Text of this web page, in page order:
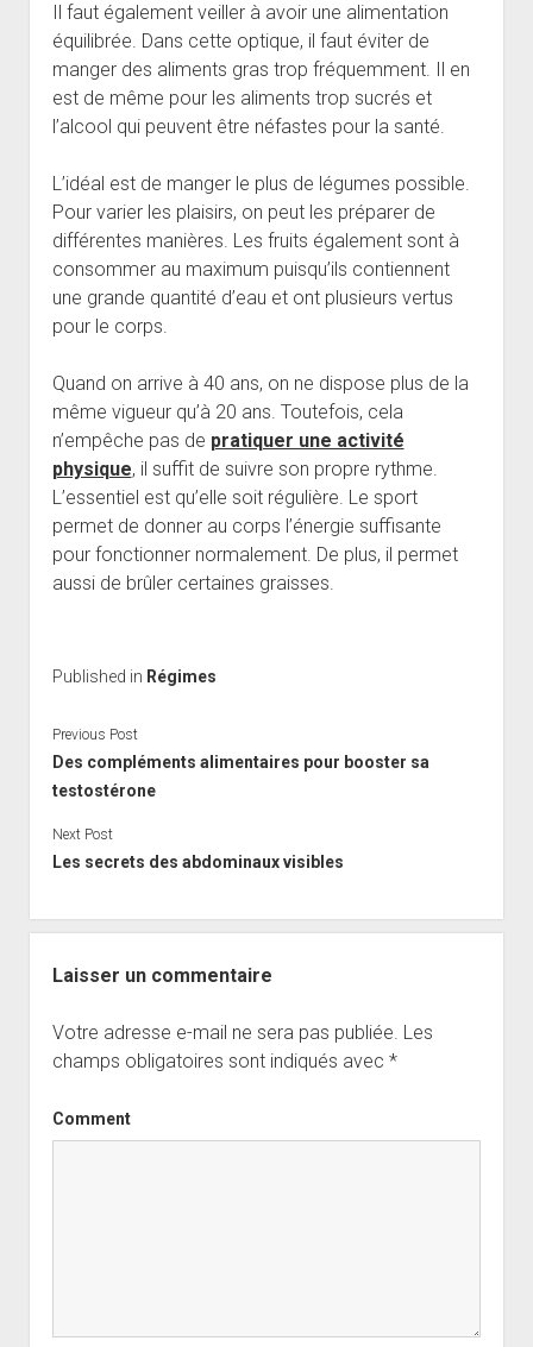
Il faut également veiller à avoir une alimentation
équilibrée. Dans cette optique, il faut éviter de
manger des aliments gras trop fréquemment. Il en
est de même pour les aliments trop sucrés et
l’alcool qui peuvent être néfastes pour la santé.
L’idéal est de manger le plus de légumes possible.
Pour varier les plaisirs, on peut les préparer de
différentes manières. Les fruits également sont à
consommer au maximum puisqu’ils contiennent
une grande quantité d’eau et ont plusieurs vertus
pour le corps.
Quand on arrive à 40 ans, on ne dispose plus de la
même vigueur qu’à 20 ans. Toutefois, cela
n’empêche pas de pratiquer une activité
physique, il suffit de suivre son propre rythme.
L’essentiel est qu’elle soit régulière. Le sport
permet de donner au corps l’énergie suffisante
pour fonctionner normalement. De plus, il permet
aussi de brûler certaines graisses.
Published in Régimes
Previous Post
Des compléments alimentaires pour booster sa
testostérone
Next Post
Les secrets des abdominaux visibles
Laisser un commentaire
Votre adresse e-mail ne sera pas publiée. Les
champs obligatoires sont indiqués avec *
Comment